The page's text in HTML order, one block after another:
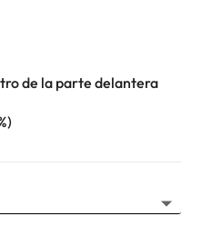
de la parte delantera